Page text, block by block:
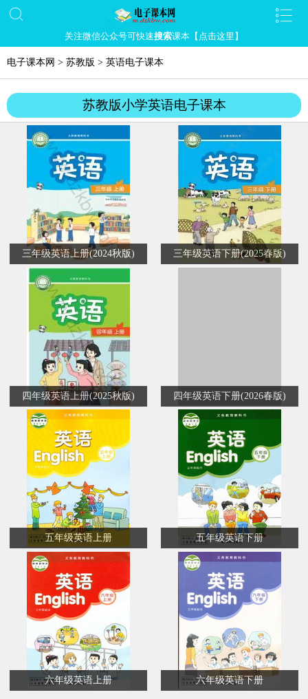
关注微信公众号可快速搜索课本【点击这里】
电子课本网 > 苏教版 > 英语电子课本
苏教版小学英语电子课本
三年级英语上册(2024秋版) 三年级英语下册(2025春版)
四年级英语上册(2025秋版) 四年级英语下册(2026春版)
五年级英语上册 五年级英语下册
六年级英语上册 六年级英语下册